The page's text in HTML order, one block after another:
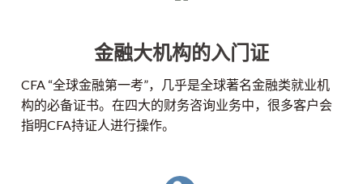
金融大机构的入门证
CFA “全球金融第一考”，几乎是全球著名金融类就业机
构的必备证书。在四大的财务咨询业务中，很多客户会
指明CFA持证人进行操作。